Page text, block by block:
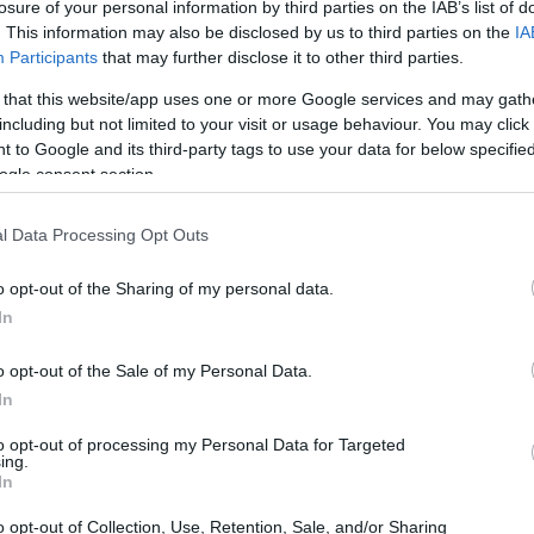
of your personal information by third parties on the IAB’s list of
This information may also be disclosed by us to third parties on the
Participants that may further disclose it to other third parties.
that this website/app uses one or more Google services and may
but not limited to your visit or usage behaviour. You may
to Google and its third-party tags to use your data for below
consent section.
Data Processing Opt Outs
opt-out of the Sharing of my personal data.
opt-out of the Sale of my Personal Data.
opt-out of processing my Personal Data for Targeted
opt-out of Collection, Use, Retention, Sale, and/or Sharing
Referentes Globales en la Cocina
Contemporánea: Innovación y
Tendencias
Descubre a los líderes más influyentes de la cocina
internacional y cómo están revolucionando la
gastronomía contemporánea.
fácil y sofisticada